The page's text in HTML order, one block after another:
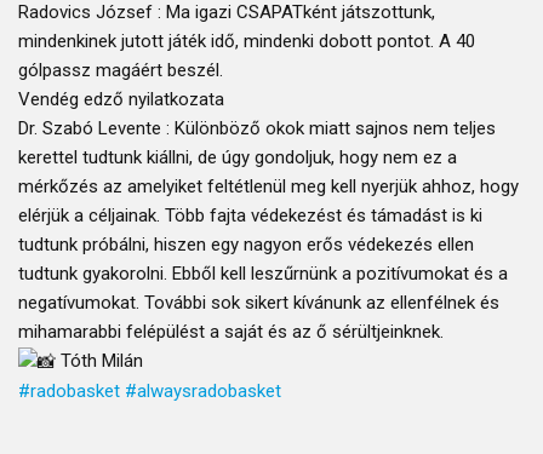
Radovics József : Ma igazi CSAPATként játszottunk,
mindenkinek jutott játék idő, mindenki dobott pontot. A 40
gólpassz magáért beszél.
Vendég edző nyilatkozata
Dr. Szabó Levente : Különböző okok miatt sajnos nem teljes
kerettel tudtunk kiállni, de úgy gondoljuk, hogy nem ez a
mérkőzés az amelyiket feltétlenül meg kell nyerjük ahhoz, hogy
elérjük a céljainak. Több fajta védekezést és támadást is ki
tudtunk próbálni, hiszen egy nagyon erős védekezés ellen
tudtunk gyakorolni. Ebből kell leszűrnünk a pozitívumokat és a
negatívumokat. További sok sikert kívánunk az ellenfélnek és
mihamarabbi felépülést a saját és az ő sérültjeinknek.
Tóth Milán
#radobasket #alwaysradobasket